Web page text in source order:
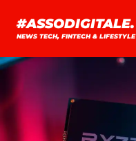
#ASSODIGITALE.
NEWS TECH, FINTECH & LIFESTYLE